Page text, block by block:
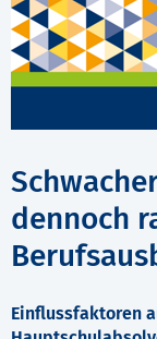
dennoch
Einflussfaktoren